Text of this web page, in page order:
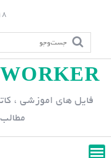
p
n
18
فایل های اموزشی ،